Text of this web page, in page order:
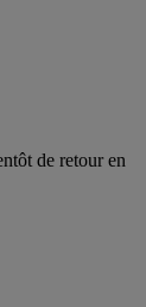
de retour en